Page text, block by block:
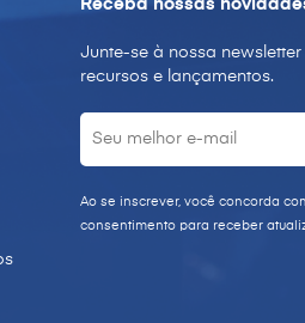
Receba nossas
Junte-se à nossa
recursos e lançamentos.
Ao se inscrever, você concorda
consentimento para receber